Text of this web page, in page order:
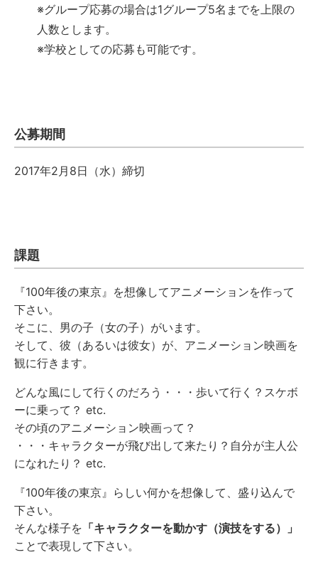
※グループ応募の場合は1グループ5名までを上限の
人数とします。
※学校としての応募も可能です。
公募期間
2017年2月8日（水）締切
課題
『100年後の東京』を想像してアニメーションを作って
下さい。
そこに、男の子（女の子）がいます。
そして、彼（あるいは彼女）が、アニメーション映画を
観に行きます。
どんな風にして行くのだろう・・・歩いて行く？スケボ
ーに乗って？ etc.
その頃のアニメーション映画って？
・・・キャラクターが飛び出して来たり？自分が主人公
になれたり？ etc.
『100年後の東京』らしい何かを想像して、盛り込んで
下さい。
そんな様子を 「キャラクターを動かす（演技をする）」
ことで表現して下さい。